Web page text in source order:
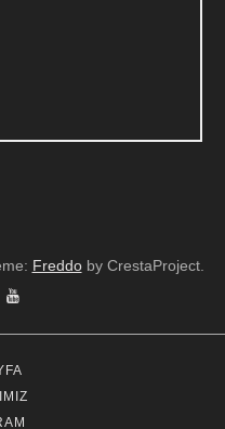
Freddoby CrestaProject.